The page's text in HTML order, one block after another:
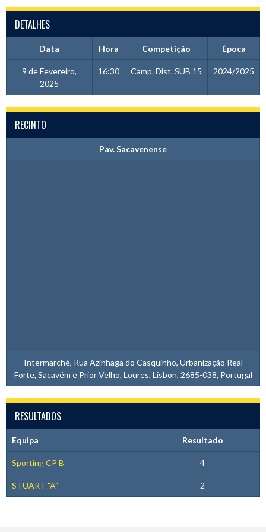
DETALHES
Data Hora Competição Época
9 de Fevereiro,
2025
16:30 Camp. Dist. SUB 15 2024/2025
RECINTO
Pav. Sacavenense
Intermarché, Rua Azinhaga do Casquinho, Urbanização Real
Forte, Sacavém e Prior Velho, Loures, Lisbon, 2685-038, Portugal
RESULTADOS
Equipa Resultado
Sporting CP B 4
STUART "A" 2